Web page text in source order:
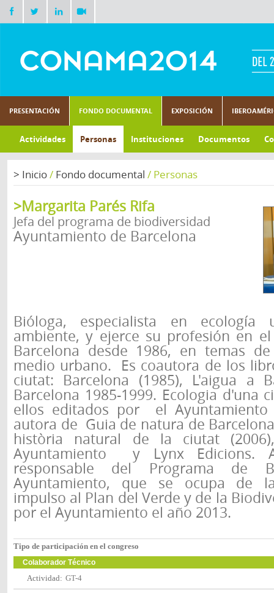
PRESENTACIÓN FONDO DOCUMENTAL EXPOSICIÓN
Actividades Personas Instituciones Documentos
> Inicio/ Fondo documental / Personas
>Margarita Parés Rifa
Jefa del programa de biodiversidad
Ayuntamiento de Barcelona
Bióloga, especialista en ecología
ambiente, y ejerce su profesión en
Barcelona desde 1986, en temas
medio urbano. Es coautora de los
ciutat: Barcelona (1985), L'aigua a
Barcelona 1985-1999. Ecologia d'una
ellos editados por el Ayuntamiento
autora de Guia de natura de
història natural de la ciutat
Ayuntamiento y Lynx Edicions.
responsable del Programa de
Ayuntamiento, que se ocupa de
impulso al Plan del Verde y de la
por el Ayuntamiento el año 2013.
Tipo de participación en el congreso
Colaborador Técnico
Actividad: GT-4